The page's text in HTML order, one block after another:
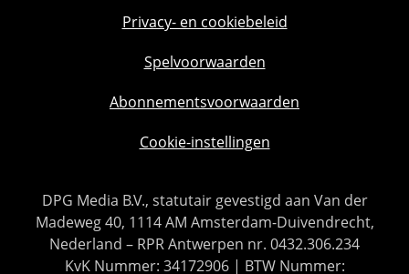
Privacy- en cookiebeleid
Spelvoorwaarden
Abonnementsvoorwaarden
Cookie-instellingen
DPG Media B.V., statutair gevestigd aan Van der
Madeweg 40, 1114 AM Amsterdam-Duivendrecht,
Nederland – RPR Antwerpen nr. 0432.306.234
KvK Nummer: 34172906 | BTW Nummer: